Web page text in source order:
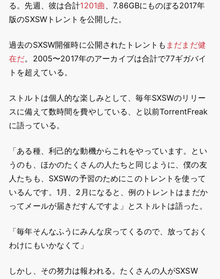
る。先週、彼は合計1201曲 、7.86GBにものぼる2017年
版のSXSWトレントを公開した。
過去のSXSW開催時に公開されたトレントも まだまだ健
在だ。2005〜2017年のアーカイブは合計で77ギガバイ
トを超えている。
ストルトは個人的な楽しみとして、毎年SXSWのリリー
スに備えて数時間を費やしている、と以前TorrentFreak
に語っている。
「ある種、利己的な動機からこれをやっています。とい
うのも、ほかのたくさんの人たちと同じように、僕の友
人たちも、SXSWの予習のためにこのトレントを使って
いるんです。1月、2月になると、例のトレントはまだか
ってメールが届きだすんですよ」とストルトは語った。
「毎年そんなふうにみんな戻ってくるので、放っておく
わけにもいかなくて」
しかし、その努力は報われる。たくさんの人がSXSW